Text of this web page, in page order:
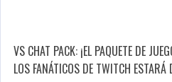
VS CHAT PACK: ¡EL PAQUETE DE
LOS FANÁTICOS DE TWITCH ESTARÁ